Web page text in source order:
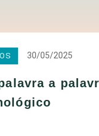
30/05/2025
a